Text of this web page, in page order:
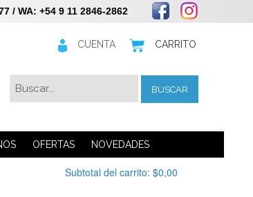
/ WA: +54 9 11 2846-2862
CUENTA CARRITO
OFERTAS NOVEDADES
BUSCAR
Subtotal del carrito: $0,00